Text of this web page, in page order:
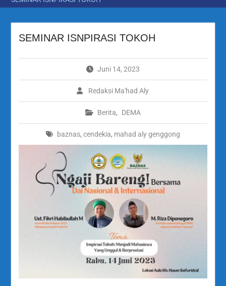
SEMINAR ISNPIRASI TOKOH
Juni 14, 2023
Redaksi Ma'had Aly
Berita, DEMA
baznas, cendekia, mahad aly genggong